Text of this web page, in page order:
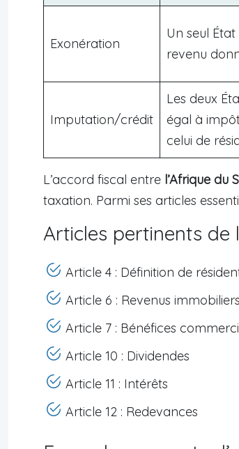
Exonération
Un seul
revenu
Imputation/crédit
Les deux
égal à
celui de
L’accord fiscal entre l’Afrique du
taxation. Parmi ses articles
Articles pertinents de
Article 4 : Définition de
Article 6 : Revenus immobiliers
Article 7 : Bénéfices
Article 10 : Dividendes
Article 11 : Intérêts
Article 12 : Redevances